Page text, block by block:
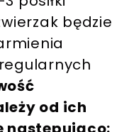
będzie
od ich